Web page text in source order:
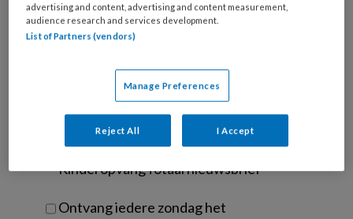
Kies
je
organisatie
Ontvang 2x per week de
KinderopvangTotaal nieuwsbrief
Ontvang iedere zondag het
advertising and content, advertising and content measurement,
audience research and services development.
List of Partners (vendors)
Manage Preferences
Reject All I Accept